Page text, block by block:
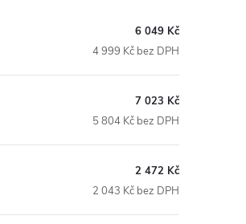
6 049 Kč
4 999 Kč bez DPH
7 023 Kč
5 804 Kč bez DPH
2 472 Kč
2 043 Kč bez DPH